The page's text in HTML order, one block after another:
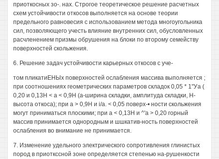
приоткосных зо-. нах. Строгое теоретическое решение расчетных
схем устойчивости откосов выполняется на основе теории
предельного равновесия с использованием метода многоугольника
сил, позволяющего учесть влияние внутренних сил, обусловленных
расчленением призмы обрушения на блоки по второму семейству
поверхностей скольжения.
6. Решение задач устойчивости карьерных откосов с уче-
том пликатиЕНЫх поверхностей ослабления массива выполняется ;
при соотношениях геометрических параметров складок 0,05 * 1"Уа (
0,20 и 0,13Н < а < 0,9Н (а-ширина складки, амплитуда складки, Н-
высота откоса); при а > 0,9Н и i/a. < 0,05 поверх-• ности скольжения
могут приниматься плоскими; при а < 0,13Н и ^'а > 0,20 горный
массив принимается однородным и шшкатив-ность поверхностей
ослабления во внимание не принимается.
7. Изменение удельного электрического сопротивления глинистых
пород в приоткссной зоне определяется степенью на-рушенкости